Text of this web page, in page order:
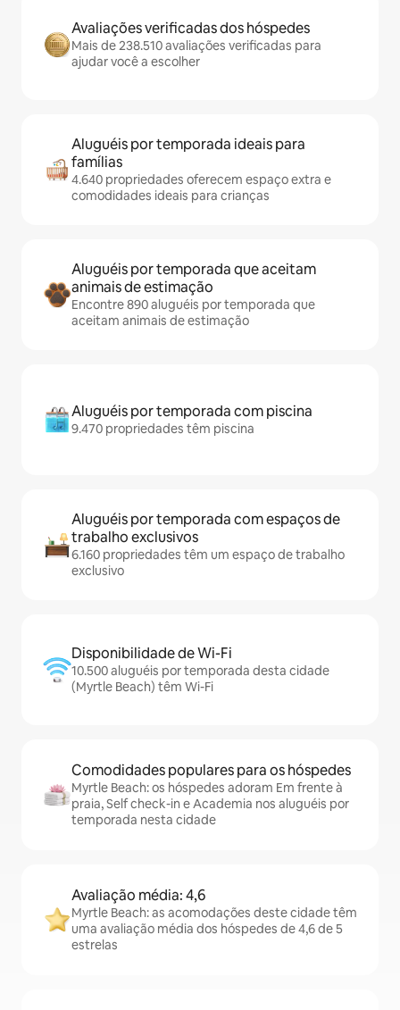
Avaliações verificadas dos hóspedes
Mais de 238.510 avaliações verificadas para
ajudar você a escolher
Aluguéis por temporada ideais para
famílias
4.640 propriedades oferecem espaço extra e
comodidades ideais para crianças
Aluguéis por temporada que aceitam
animais de estimação
Encontre 890 aluguéis por temporada que
aceitam animais de estimação
Aluguéis por temporada com piscina
9.470 propriedades têm piscina
Aluguéis por temporada com espaços de
trabalho exclusivos
6.160 propriedades têm um espaço de trabalho
exclusivo
Disponibilidade de Wi-Fi
10.500 aluguéis por temporada desta cidade
(Myrtle Beach) têm Wi-Fi
Comodidades populares para os hóspedes
Myrtle Beach: os hóspedes adoram Em frente à
praia, Self check-in e Academia nos aluguéis por
temporada nesta cidade
Avaliação média: 4,6
Myrtle Beach: as acomodações deste cidade têm
uma avaliação média dos hóspedes de 4,6 de 5
estrelas